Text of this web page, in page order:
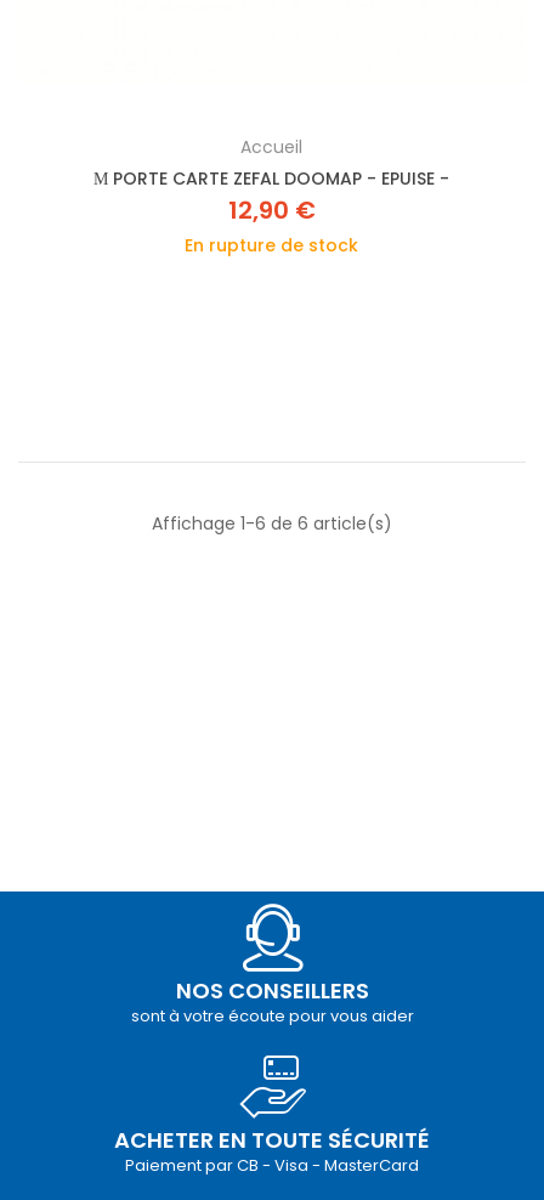
Accueil
Μ PORTE CARTE ZEFAL DOOMAP - EPUISE -
12,90 €
En rupture de stock
Affichage 1-6 de 6 article(s)
NOS CONSEILLERS
sont à votre écoute pour vous aider
ACHETER EN TOUTE SÉCURITÉ
Paiement par CB - Visa - MasterCard